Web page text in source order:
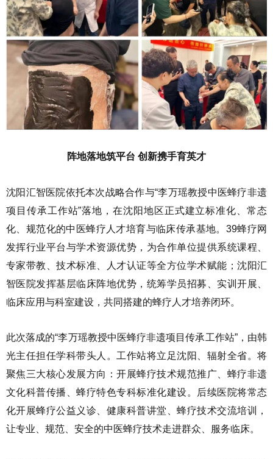
阵地落地筑平台 创新携手育英才
沈阳汇智医院依托本次战略合作与“李万瑶教授中医蜂疗非遗
项目传承工作站”落地，在沈阳地区正式建立标准化、常态
化、规范化的中医蜂疗人才培育与临床传承基地。39蜂疗网
发挥行业平台与学术资源优势，为合作单位提供系统课程、
专家带教、技术标准、人才认证等全方位学术赋能；沈阳汇
智医院发挥基层临床阵地优势，统筹学员招募、实训开展、
临床应用与科室建设，共同搭建的蜂疗人才培养闭环。
此次落成的“李万瑶教授中医蜂疗非遗项目传承工作站”，由韩
光主任担任学科带头人。工作站将立足沈阳、辐射全省。将
聚焦三大核心发展方向：开展蜂疗技术规范推广、蜂疗非遗
文化科普传播、蜂疗特色专科标准化建设。后续医院将常态
化开展蜂疗公益义诊、健康科普讲堂、蜂疗技术交流培训，
让专业、规范、安全的中医蜂疗技术走进群众、服务临床。